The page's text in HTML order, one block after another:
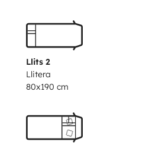
heater, crockery for 6
3m, 140 liters own water
and Chromecast
rear 90x190, 1 double bed
under right table (1.5m for
Llits 2
Llitera
80x190 cm